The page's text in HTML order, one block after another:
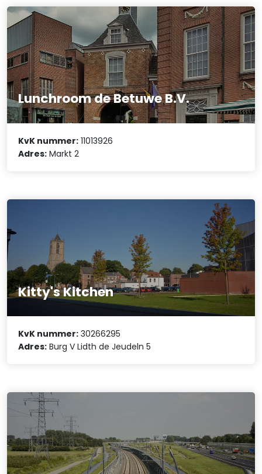
Lunchroom de Betuwe B.V.
KvK nummer: 11013926
Adres: Markt 2
Kitty's Kitchen
KvK nummer: 30266295
Adres: Burg V Lidth de Jeudeln 5